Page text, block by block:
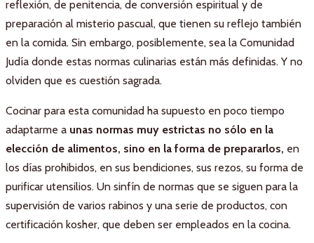
reflexión, de penitencia, de conversión espiritual y de
preparación al misterio pascual, que tienen su reflejo también
en la comida. Sin embargo, posiblemente, sea la Comunidad
Judía donde estas normas culinarias están más definidas. Y no
olviden que es cuestión sagrada.
Cocinar para esta comunidad ha supuesto en poco tiempo
adaptarme a unas normas muy estrictas no sólo en la
elección de alimentos, sino en la forma de prepararlos, en
los días prohibidos, en sus bendiciones, sus rezos, su forma de
purificar utensilios. Un sinfín de normas que se siguen para la
supervisión de varios rabinos y una serie de productos, con
certificación kosher, que deben ser empleados en la cocina.